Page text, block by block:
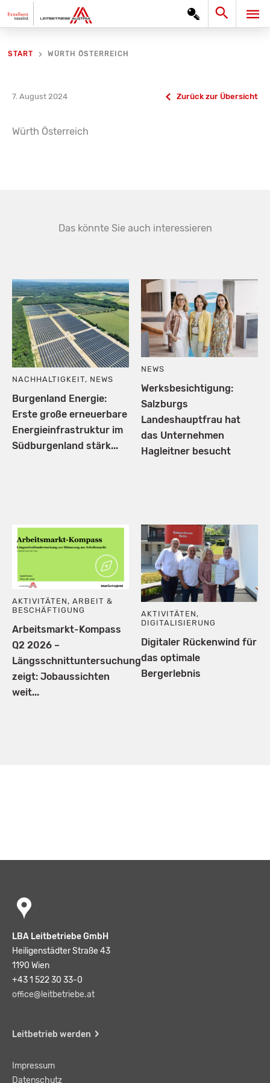
Inhalt
Search
START WÜRTH ÖSTERREICH
7. August 2024 Zurück zur Übersicht
Würth Österreich
Das könnte Sie auch interessieren
NACHHALTIGKEIT, NEWS
Burgenland Energie:
Erste große erneuerbare
Energieinfrastruktur im
Südburgenland stärk...
NEWS
Werksbesichtigung:
Salzburgs
Landeshauptfrau hat
das Unternehmen
Hagleitner besucht
AKTIVITÄTEN ,ARBEIT &
BESCHÄFTIGUNG
Arbeitsmarkt-Kompass
Q2 2026 –
Längsschnittuntersuchung
zeigt: Jobaussichten
weit...
AKTIVITÄTEN,
DIGITALISIERUNG
Digitaler Rückenwind für
das optimale
Bergerlebnis
LBA Leitbetriebe GmbH
Heiligenstädter Straße 43
1190 Wien
+43 1 522 30 33-0
office@leitbetriebe.at
Leitbetrieb werden
Impressum
Datenschutz